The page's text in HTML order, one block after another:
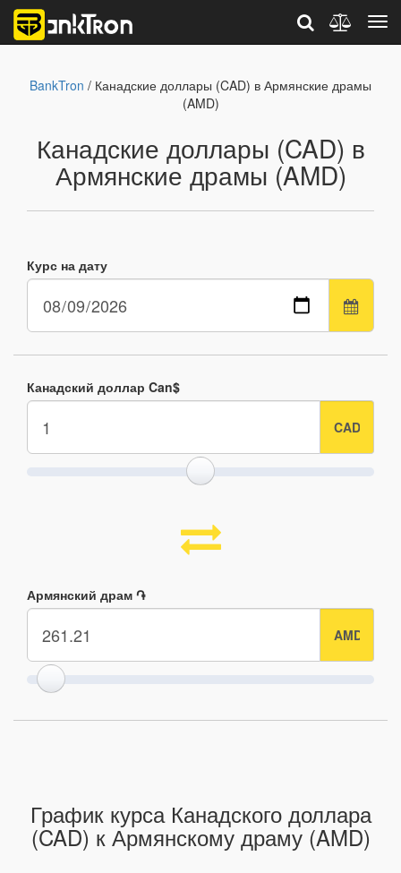
BankTron / Канадские доллары (CAD) в Армянские драмы
(AMD)
Канадские доллары (CAD) в
Армянские драмы (AMD)
Курс на дату
Канадский доллар Can$
Армянский драм ֏
График курса Канадского доллара
(CAD) к Армянскому драму (AMD)